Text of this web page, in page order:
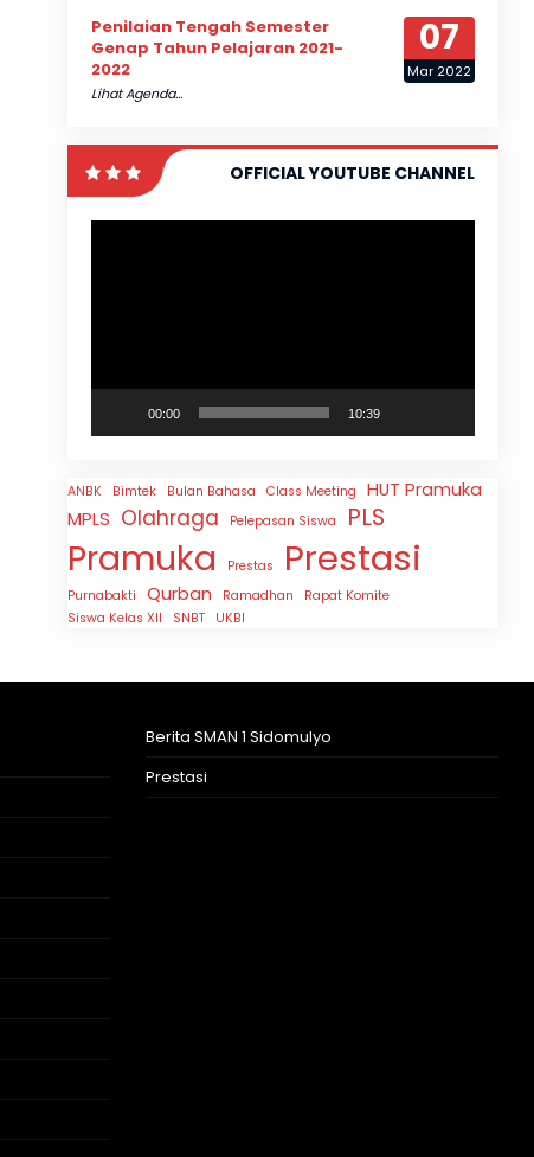
07
Mar 2022
Penilaian Tengah Semester
Genap Tahun Pelajaran 2021-
2022
Lihat Agenda...
OFFICIAL YOUTUBE CHANNEL
00:00 10:39
ANBK Bimtek Bulan Bahasa Class Meeting
HUT Pramuka
MPLS Olahraga Pelepasan Siswa PLS
Pramuka Prestas Prestasi
Purnabakti Qurban Ramadhan
Rapat Komite
Siswa Kelas XII
SNBT UKBI
Berita SMAN 1 Sidomulyo
Prestasi